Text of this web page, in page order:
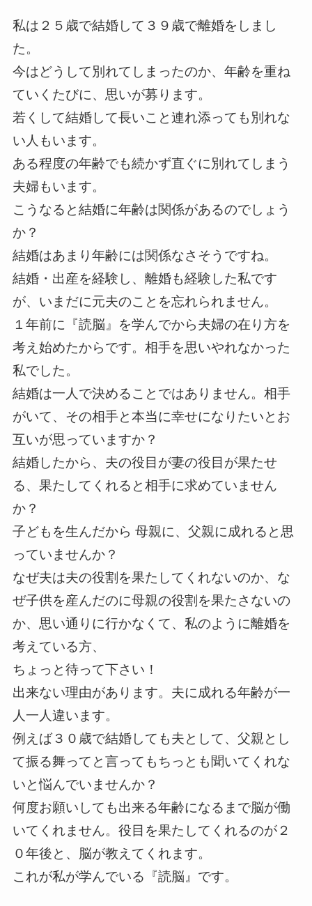
私は２５歳で結婚して３９歳で離婚をしまし
た。
今はどうして別れてしまったのか、年齢を重ね
ていくたびに、思いが募ります。
若くして結婚して長いこと連れ添っても別れな
い人もいます。
ある程度の年齢でも続かず直ぐに別れてしまう
夫婦もいます。
こうなると結婚に年齢は関係があるのでしょう
か？
結婚はあまり年齢には関係なさそうですね。
結婚・出産を経験し、離婚も経験した私です
が、いまだに元夫のことを忘れられません。
１年前に『読脳』を学んでから夫婦の在り方を
考え始めたからです。相手を思いやれなかった
私でした。
結婚は一人で決めることではありません。相手
がいて、その相手と本当に幸せになりたいとお
互いが思っていますか？
結婚したから、夫の役目が妻の役目が果たせ
る、果たしてくれると相手に求めていません
か？
子どもを生んだから 母親に、父親に成れると思
っていませんか？
なぜ夫は夫の役割を果たしてくれないのか、な
ぜ子供を産んだのに母親の役割を果たさないの
か、思い通りに行かなくて、私のように離婚を
考えている方、
ちょっと待って下さい！
出来ない理由があります。夫に成れる年齢が一
人一人違います。
例えば３０歳で結婚しても夫として、父親とし
て振る舞ってと言ってもちっとも聞いてくれな
いと悩んでいませんか？
何度お願いしても出来る年齢になるまで脳が働
いてくれません。役目を果たしてくれるのが２
０年後と、脳が教えてくれます。
これが私が学んでいる『読脳』です。